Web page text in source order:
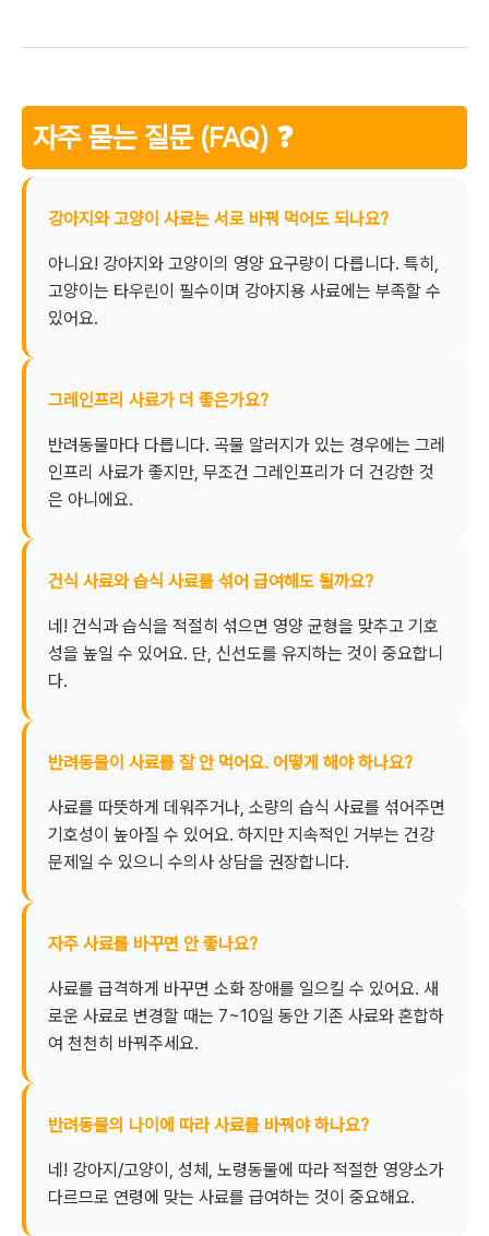
자주 묻는 질문 (FAQ) ❓
강아지와 고양이 사료는 서로 바꿔 먹어도 되나요?
아니요! 강아지와 고양이의 영양 요구량이 다릅니다. 특히,
고양이는 타우린이 필수이며 강아지용 사료에는 부족할 수
있어요.
그레인프리 사료가 더 좋은가요?
반려동물마다 다릅니다. 곡물 알러지가 있는 경우에는 그레
인프리 사료가 좋지만, 무조건 그레인프리가 더 건강한 것
은 아니에요.
건식 사료와 습식 사료를 섞어 급여해도 될까요?
네! 건식과 습식을 적절히 섞으면 영양 균형을 맞추고 기호
성을 높일 수 있어요. 단, 신선도를 유지하는 것이 중요합니
다.
반려동물이 사료를 잘 안 먹어요. 어떻게 해야 하나요?
사료를 따뜻하게 데워주거나, 소량의 습식 사료를 섞어주면
기호성이 높아질 수 있어요. 하지만 지속적인 거부는 건강
문제일 수 있으니 수의사 상담을 권장합니다.
자주 사료를 바꾸면 안 좋나요?
사료를 급격하게 바꾸면 소화 장애를 일으킬 수 있어요. 새
로운 사료로 변경할 때는 7~10일 동안 기존 사료와 혼합하
여 천천히 바꿔주세요.
반려동물의 나이에 따라 사료를 바꿔야 하나요?
네! 강아지/고양이, 성체, 노령동물에 따라 적절한 영양소가
다르므로 연령에 맞는 사료를 급여하는 것이 중요해요.